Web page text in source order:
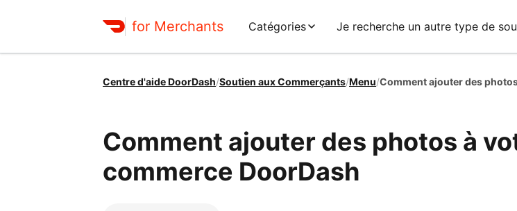
for Merchants Catégories Je recherche un autre type de
Centre d'aide DoorDash/Soutien aux Commerçants/Menu/Comment ajouter des
Comment ajouter des photos à
commerce DoorDash